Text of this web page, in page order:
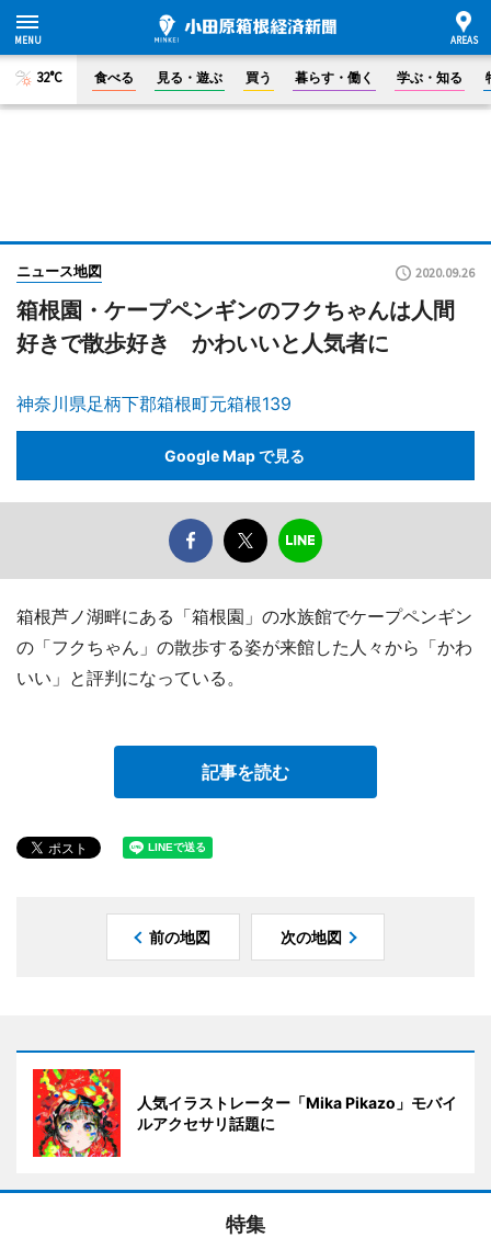
32°C 食べる 見る・遊ぶ 買う 暮らす・働く 学ぶ・知る
ニュース地図 2020.09.26
箱根園・ケープペンギンのフクちゃんは人間
好きで散歩好き かわいいと人気者に
神奈川県足柄下郡箱根町元箱根139
Google Map で見る
箱根芦ノ湖畔にある「箱根園」の水族館でケープペンギン
の「フクちゃん」の散歩する姿が来館した人々から「かわ
いい」と評判になっている。
記事を読む
前の地図 次の地図
人気イラストレーター「Mika Pikazo」モバイ
ルアクセサリ話題に
特集